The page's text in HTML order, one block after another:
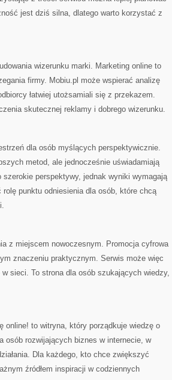
jest dziś silna, dlatego warto korzystać z
wizerunku marki. Marketing online to
firmy. Mobiu.pl może wspierać analizę
łatwiej utożsamiali się z przekazem.
skutecznej reklamy i dobrego wizerunku.
dla osób myślących perspektywicznie.
metod, ale jednocześnie uświadamiają
perspektywy, jednak wyniki wymagają
rolę punktu odniesienia dla osób, które chcą
z miejscem nowoczesnym. Promocja cyfrowa
znaczeniu praktycznym. Serwis może więc
sieci. To strona dla osób szukających wiedzy,
online! to witryna, który porządkuje wiedzę o
osób rozwijających biznes w internecie, w
Dla każdego, kto chce zwiększyć
źródłem inspiracji w codziennych